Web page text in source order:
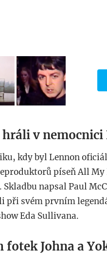
v nemocnici
kdy byl Lennon
píseň All My
napsal Paul
při svém prvním
Eda Sullivana.
fotek Johna a